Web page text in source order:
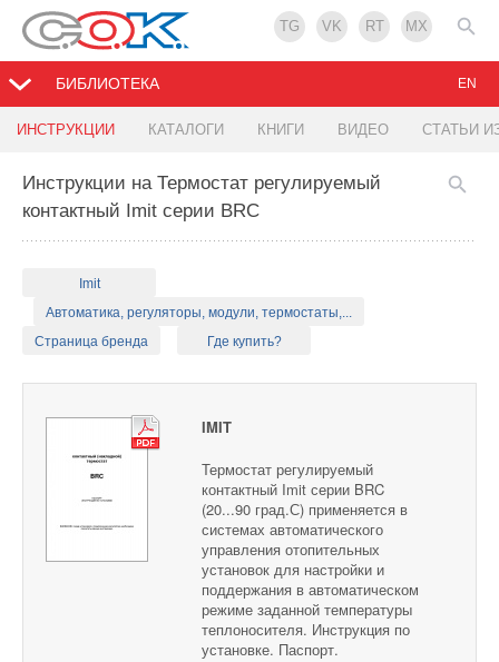
TG VK RT MX
БИБЛИОТЕКА
ИНСТРУКЦИИ КАТАЛОГИ КНИГИ ВИДЕО СТАТЬИ
EN
Инструкции на Термостат регулируемый
контактный Imit серии BRC
Imit
Автоматика, регуляторы, модули, термостаты,...
Страница бренда
Где купить?
IMIT
Термостат регулируемый
контактный Imit серии BRC
(20...90 град.С) применяется в
системах автоматического
управления отопительных
установок для настройки и
поддержания в автоматическом
режиме заданной температуры
теплоносителя. Инструкция по
установке. Паспорт.